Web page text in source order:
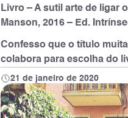
Livro – A sutil arte de ligar
Manson, 2016 – Ed.
Confesso que o título
colabora para escolha do
21 de janeiro de 2020